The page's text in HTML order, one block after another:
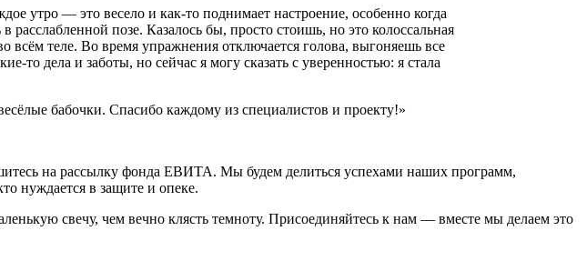
утро — это весело и как-то поднимает настроение, особенно когда
позе. Казалось бы, просто стоишь, но это колоссальная
теле. Во время упражнения отключается голова, выгоняешь все
то дела и заботы, но сейчас я могу сказать с уверенностью: я стала
бабочки. Спасибо каждому из специалистов и проекту!»
на рассылку фонда ЕВИТА. Мы будем делиться успехами наших программ,
нуждается в защите и опеке.
свечу, чем вечно клясть темноту. Присоединяйтесь к нам — вместе мы делаем это